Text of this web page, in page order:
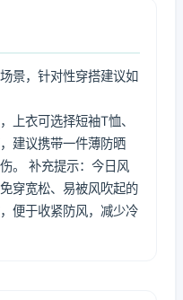
景，针对性穿搭建议如
上衣可选择短袖T恤、
建议携带一件薄防晒
。 补充提示：今日风
穿宽松、易被风吹起的
便于收紧防风，减少冷